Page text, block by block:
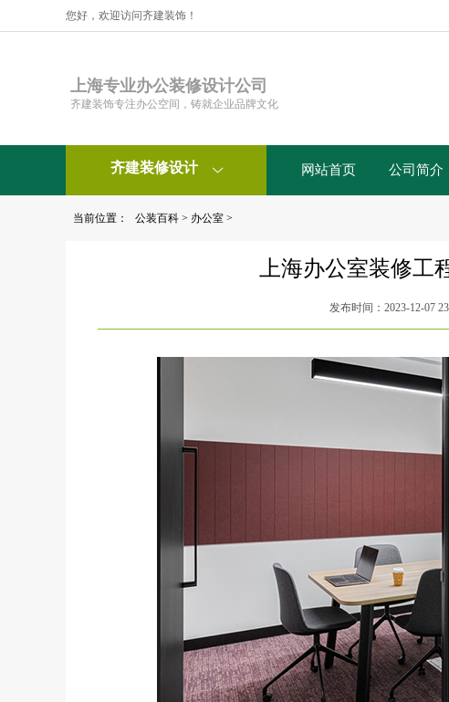
您好，欢迎访问齐建装饰！
上海专业办公装修设计公司
齐建装饰专注办公空间，铸就企业品牌文化
齐建装修设计  网站首页 公司简介
当前位置： 公装百科 > 办公室 >
上海办公室装修工
发布时间：2023-12-07